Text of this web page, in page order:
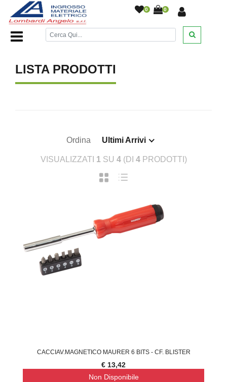
0 0
Home Page//
LISTA PRODOTTI
Ordina Ultimi Arrivi
VISUALIZZATI 1 SU 4(DI 4PRODOTTI)
CACCIAV.MAGNETICO MAURER 6 BITS - CF. BLISTER
€ 13,42
Non Disponibile